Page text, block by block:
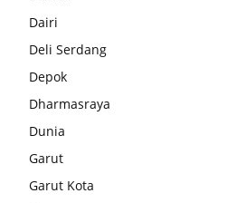
Dairi
Deli Serdang
Depok
Dharmasraya
Dunia
Garut
Garut Kota